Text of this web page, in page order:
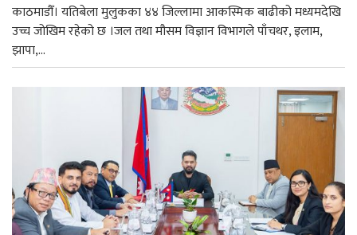
काठमाडौँ। यतिबेला मुलुकका ४४ जिल्लामा आकस्मिक बाढीको मध्यमदेखि
उच्च जोखिम रहेको छ ।जल तथा मौसम विज्ञान विभागले पाँचथर, इलाम,
झापा,...